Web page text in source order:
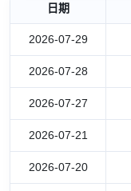
日期
2026-07-29
2026-07-28
2026-07-27
2026-07-21
2026-07-20